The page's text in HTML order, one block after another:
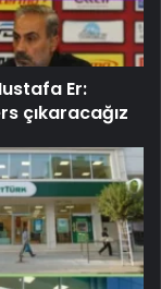
Er:
çıkaracağız